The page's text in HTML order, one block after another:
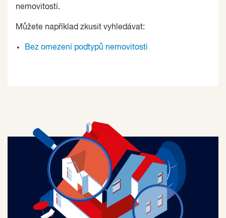
nemovitostí.
Můžete například zkusit vyhledávat:
Bez omezení podtypů nemovitostí